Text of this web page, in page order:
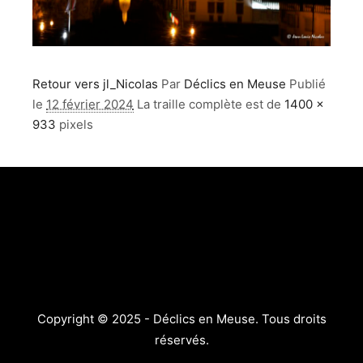
Retour vers jl_Nicolas Par Déclics en Meuse Publié
le 12 février 2024 La traille complète est de 1400 ×
933 pixels
Copyright © 2025 - Déclics en Meuse. Tous droits
réservés.